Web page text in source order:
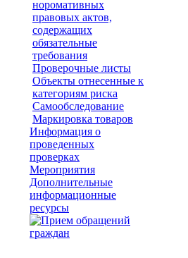
норомативных
правовых актов,
содержащих
обязательные
требования
Проверочные листы
Объекты отнесенные к
категориям риска
Самообследование
Маркировка товаров
Информация о
проведенных
проверках
Мероприятия
Дополнительные
информационные
ресурсы